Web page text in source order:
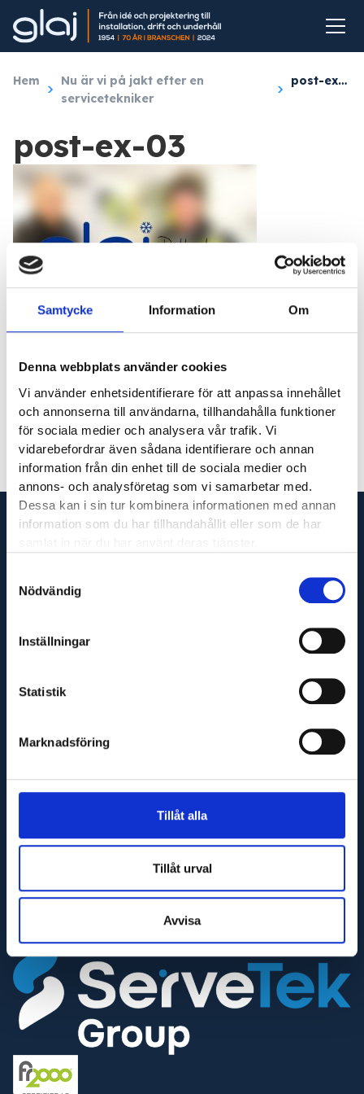
Samtycke Information Om
Denna webbplats använder cookies
Vi använder enhetsidentifierare för att anpassa innehållet
och annonserna till användarna, tillhandahålla funktioner
för sociala medier och analysera vår trafik. Vi
vidarebefordrar även sådana identifierare och annan
information från din enhet till de sociala medier och
annons- och analysföretag som vi samarbetar med.
Dessa kan i sin tur kombinera informationen med annan
information som du har tillhandahållit eller som de har
Nödvändig
Inställningar
Statistik
Marknadsföring
Tillåt alla
Tillåt urval
Avvisa
Hem
Nu är vi på jakt efter en
servicetekniker
post-ex-03
post-ex-03
Johannes Viström
Vi är din fullservicepartner som levererar produkter
till hela Sverige och utför servicetjänster runt om i
Adress
Varnhemsgatan 18F
E-post
Telefon
Telefontid
Helgfria vardagar 07:30-16:30